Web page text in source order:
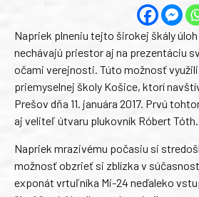
Napriek plneniu tejto širokej škály
nechávajú priestor aj na prezentáciu
očami verejnosti. Túto možnosť
priemyselnej školy Košice, ktorí
Prešov dňa 11. januára 2017. Prvú
aj veliteľ útvaru plukovník Róbert Tóth.
Napriek mrazivému počasiu si
možnosť obzrieť si zblízka v
exponát vrtuľníka Mi-24 neďaleko